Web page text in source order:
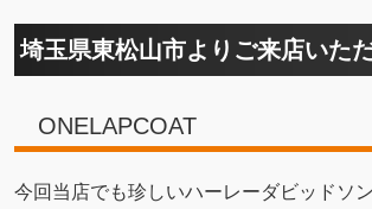
埼玉県東松山市よりご来店いた
ONELAPCOAT
今回当店でも珍しいハーレーダビッドソ